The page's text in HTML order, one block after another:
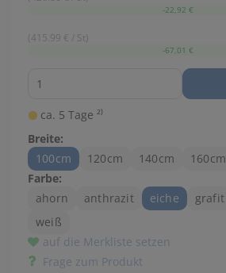
-22,92 €
(415.99 € / St)
-67,01 €
ca. 5 Tage ²⁾
Breite:
100cm
120cm 140cm 160cm
Farbe:
ahorn
anthrazit eiche grafit
weiß
auf die Merkliste setzen
Frage zum Produkt